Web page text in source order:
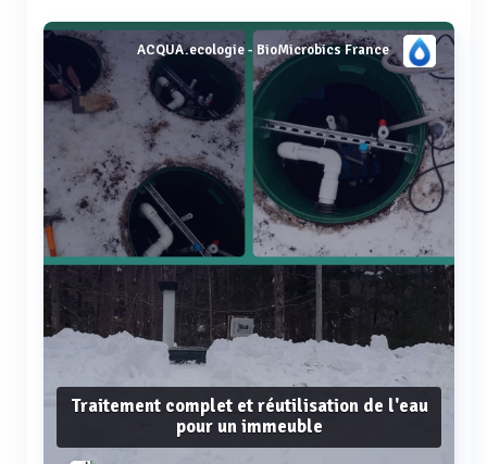
ACQUA.ecologie - BioMicrobics France
Traitement complet et réutilisation de l'eau
pour un immeuble